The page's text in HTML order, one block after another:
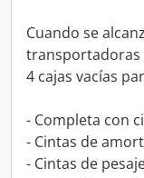
Cuando se
transportadoras
4 cajas vacías
- Completa con
- Cintas de
- Cintas de